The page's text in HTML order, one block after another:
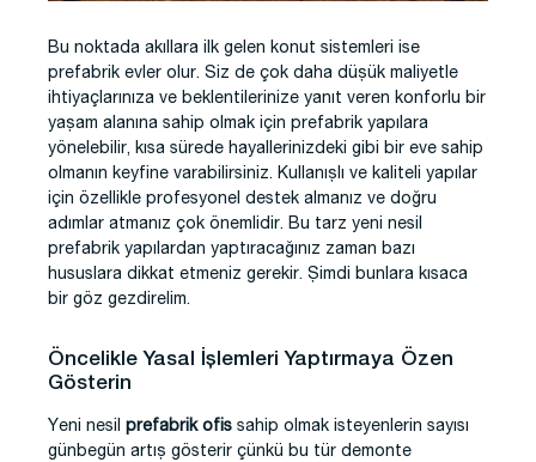
Bu noktada akıllara ilk gelen konut sistemleri ise
prefabrik evler olur. Siz de çok daha düşük maliyetle
ihtiyaçlarınıza ve beklentilerinize yanıt veren konforlu bir
yaşam alanına sahip olmak için prefabrik yapılara
yönelebilir, kısa sürede hayallerinizdeki gibi bir eve sahip
olmanın keyfine varabilirsiniz. Kullanışlı ve kaliteli yapılar
için özellikle profesyonel destek almanız ve doğru
adımlar atmanız çok önemlidir. Bu tarz yeni nesil
prefabrik yapılardan yaptıracağınız zaman bazı
hususlara dikkat etmeniz gerekir. Şimdi bunlara kısaca
bir göz gezdirelim.
Öncelikle Yasal İşlemleri Yaptırmaya Özen
Gösterin
Yeni nesil prefabrik ofis sahip olmak isteyenlerin sayısı
günbegün artış gösterir çünkü bu tür demonte